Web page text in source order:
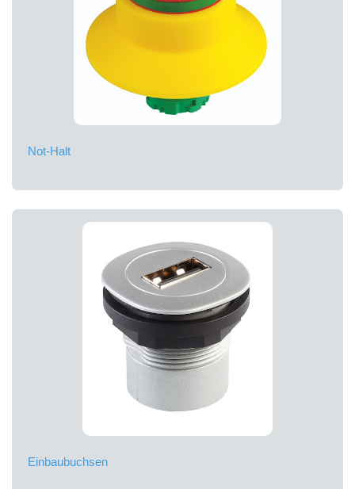
Not-Halt
Einbaubuchsen